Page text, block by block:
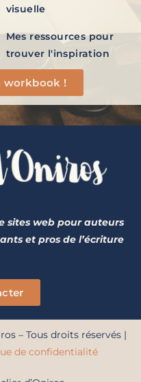
visuelle
Mes ressources pour
trouver l'inspiration
workbook !
sites web pour auteurs
et pros de l’écriture
– Tous droits réservés |
de confidentialité